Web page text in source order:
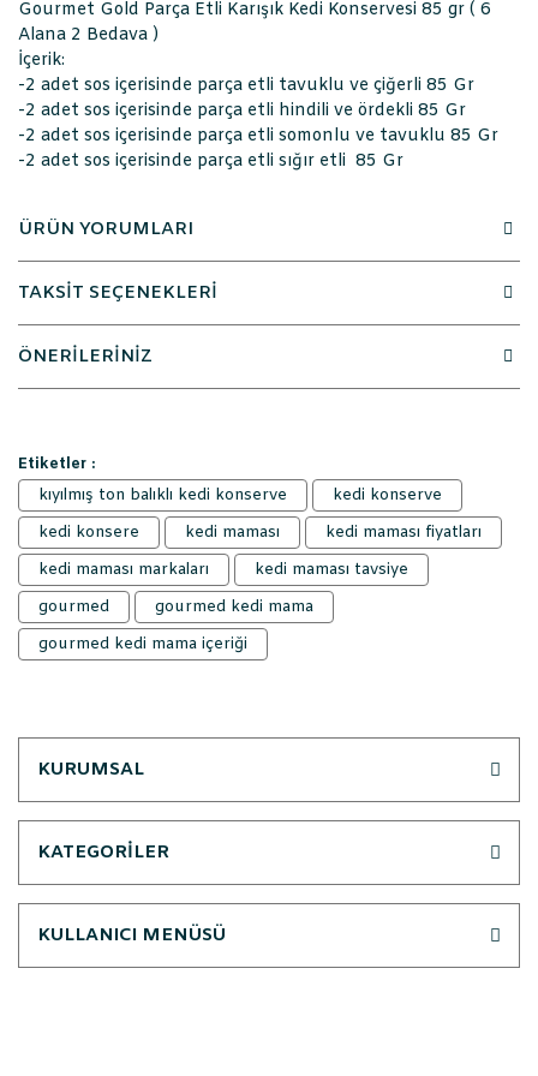
Gourmet Gold Parça Etli Karışık Kedi Konservesi 85 gr ( 6
Alana 2 Bedava )
İçerik:
-2 adet sos içerisinde parça etli tavuklu ve çiğerli 85 Gr
-2 adet sos içerisinde parça etli hindili ve ördekli 85 Gr
-2 adet sos içerisinde parça etli somonlu ve tavuklu 85 Gr
-2 adet sos içerisinde parça etli sığır etli 85 Gr
ÜRÜN YORUMLARI
TAKSİT SEÇENEKLERİ
ÖNERİLERİNİZ
Etiketler :
kıyılmış ton balıklı kedi konserve
kedi konserve
kedi konsere
kedi maması
kedi maması fiyatları
kedi maması markaları
kedi maması tavsiye
gourmed
gourmed kedi mama
gourmed kedi mama içeriği
KURUMSAL
KATEGORİLER
KULLANICI MENÜSÜ